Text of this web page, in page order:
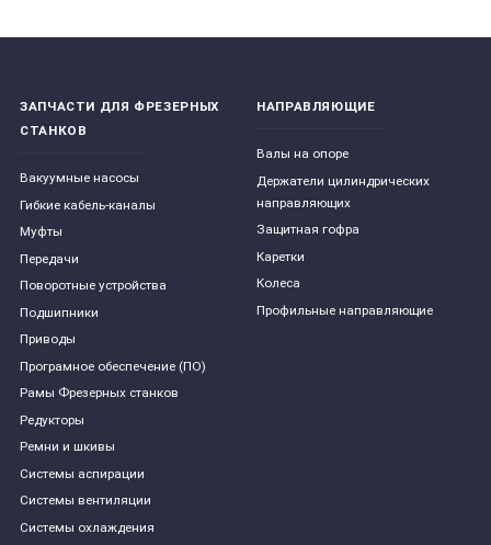
ЗАПЧАСТИ ДЛЯ ФРЕЗЕРНЫХ
СТАНКОВ
Вакуумные насосы
Гибкие кабель-каналы
Муфты
Передачи
Поворотные устройства
Подшипники
Приводы
Програмное обеспечение (ПО)
Рамы Фрезерных станков
Редукторы
Ремни и шкивы
Системы аспирации
Системы вентиляции
Системы охлаждения
НАПРАВЛЯЮЩИЕ
Валы на опоре
Держатели цилиндрических
направляющих
Защитная гофра
Каретки
Колеса
Профильные направляющие